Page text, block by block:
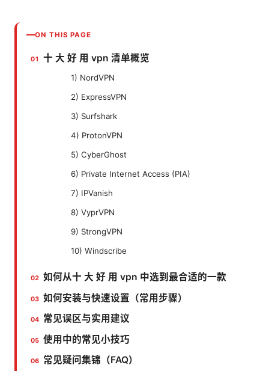
ON THIS PAGE
十 大 好 用 vpn 清单概览
1) NordVPN
2) ExpressVPN
3) Surfshark
4) ProtonVPN
5) CyberGhost
6) Private Internet Access (PIA)
7) IPVanish
8) VyprVPN
9) StrongVPN
10) Windscribe
如何从十 大 好 用 vpn 中选到最合适的一款
如何安装与快速设置（常用步骤）
常见误区与实用建议
使用中的常见小技巧
常见疑问集锦（FAQ）